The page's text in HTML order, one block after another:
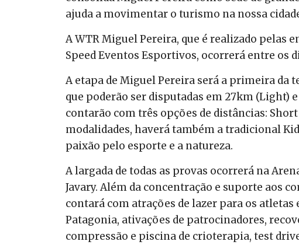
ajuda a movimentar o turismo na nossa
A WTR Miguel Pereira, que é realizado pelas
Speed Eventos Esportivos, ocorrerá entre os
A etapa de Miguel Pereira será a primeira da
que poderão ser disputadas em 27km (Light)
contarão com três opções de distâncias:
modalidades, haverá também a tradicional
paixão pelo esporte e a natureza.
A largada de todas as provas ocorrerá na
Javary. Além da concentração e suporte aos
contará com atrações de lazer para os atletas
Patagonia, ativações de patrocinadores,
compressão e piscina de crioterapia, test